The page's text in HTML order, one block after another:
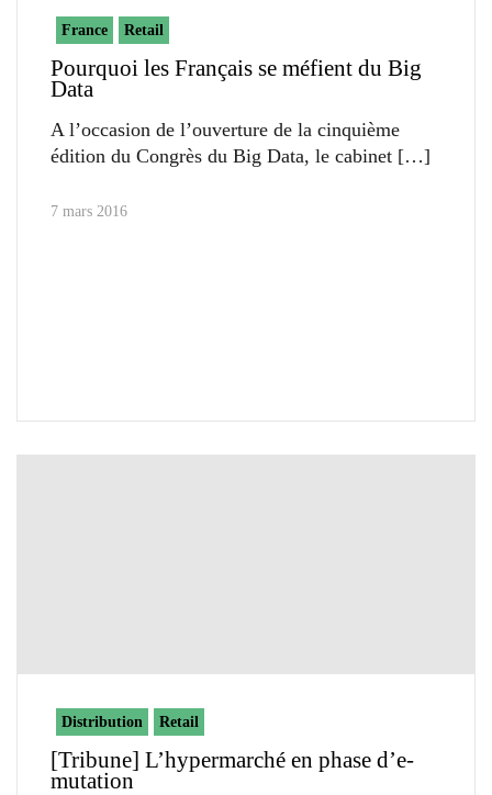
France Retail
Pourquoi les Français se méfient du Big
Data
A l’occasion de l’ouverture de la cinquième
édition du Congrès du Big Data, le cabinet
7 mars 2016
Distribution Retail
[Tribune] L’hypermarché en phase d’e-
mutation